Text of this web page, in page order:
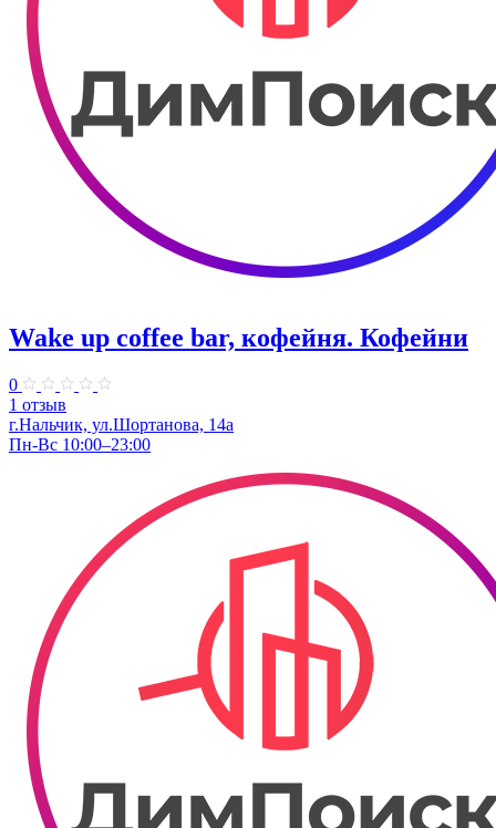
Wake up coffee bar, кофейня. Кофейни
0
1 отзыв
г.Нальчик, ул.Шортанова, 14а
Пн-Вс 10:00–23:00